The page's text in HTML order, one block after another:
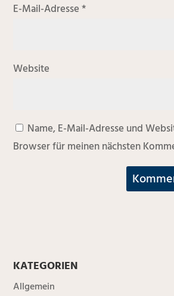
E-Mail-Adresse*
Website
Name, E-Mail-Adresse und
Browser für meinen nächsten
KATEGORIEN
Allgemein